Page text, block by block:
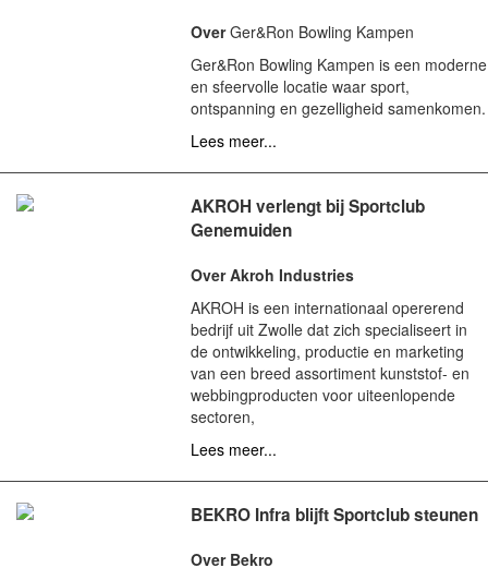
OverGer&Ron Bowling Kampen
Ger&Ron Bowling Kampen is een moderne
en sfeervolle locatie waar sport,
ontspanning en gezelligheid samenkomen.
Lees meer...
AKROH verlengt bij Sportclub
Genemuiden
Over Akroh Industries
AKROH is een internationaal opererend
bedrijf uit Zwolle dat zich specialiseert in
de ontwikkeling, productie en marketing
van een breed assortiment kunststof- en
webbingproducten voor uiteenlopende
sectoren,
Lees meer...
BEKRO Infra blijft Sportclub steunen
Over Bekro